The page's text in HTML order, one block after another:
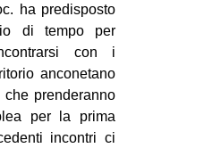
ORIENTE
ha predisposto
di tempo per
con i
anconetano
prenderanno
per la prima
incontri ci